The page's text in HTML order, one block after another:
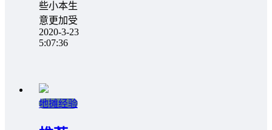
些小本生
意更加受
2020-3-23
5:07:36
地摊经验